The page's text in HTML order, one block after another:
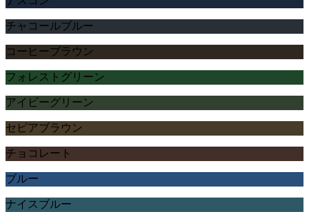
チャコールブルー
コーヒーブラウン
フォレストグリーン
アイビーグリーン
セピアブラウン
チョコレート
ブルー
ナイスブルー